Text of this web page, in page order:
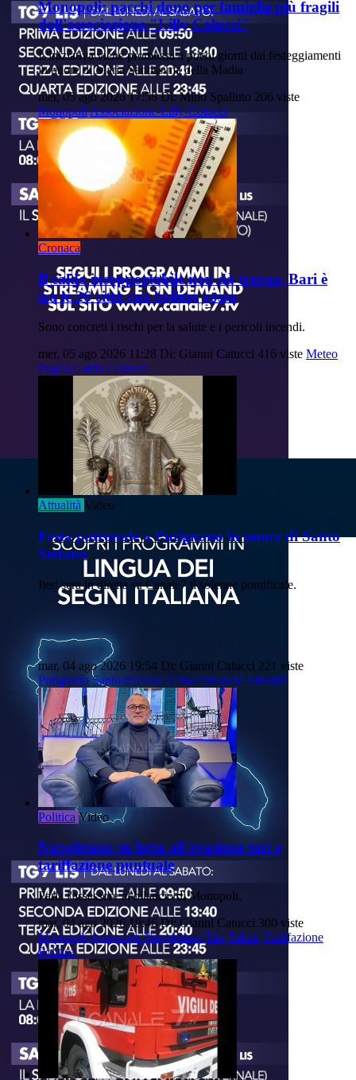
Monopoli: pacchi dono per famiglie più fragili
dall'associazione "Lilly Colucci"
L'iniziativa viene promossa a pochi giorni dai festeggiamenti
in onore di Maria Santissima della Madia
mer, 05 ago 2026 17:58 Di: Mino Spalluto 206 viste
MonopoliAssociazione-Lilly-Colucci
Cronaca
Il caldo insopportabile non dà tregua, Bari è
tra le 26 città con bollino rosso
Sono concreti i rischi per la salute e i pericoli incendi.
mer, 05 ago 2026 11:28 Di: Gianni Catucci 416 viste Meteo
Puglia Caldo Cronaca
Attualità Video
Festa patronale a Putignano in onore di Santo
Stefano
Iieri sera in diretta su Canale7 il solenne pontificale.
mar, 04 ago 2026 19:54 Di: Gianni Catucci 221 viste
Putignano Santo-Stefano Festa-Patronale Attualità
Politica Video
Napoletano su lotta all'evasione tari e
tariffazione puntuale
Parla l'assessore al bilancio di Monopoli.
mar, 04 ago 2026 19:46 Di: Gianni Catucci 300 viste
MonopoliAssessore-Napoletano Tari Rifiuti Tariffazione
Politica